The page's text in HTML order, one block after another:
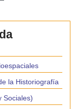
la Historiografía
Sociales)